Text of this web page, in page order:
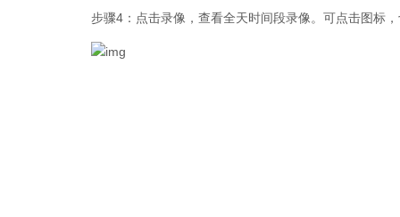
步骤4：点击录像，查看全天时间段录像。可点击图标